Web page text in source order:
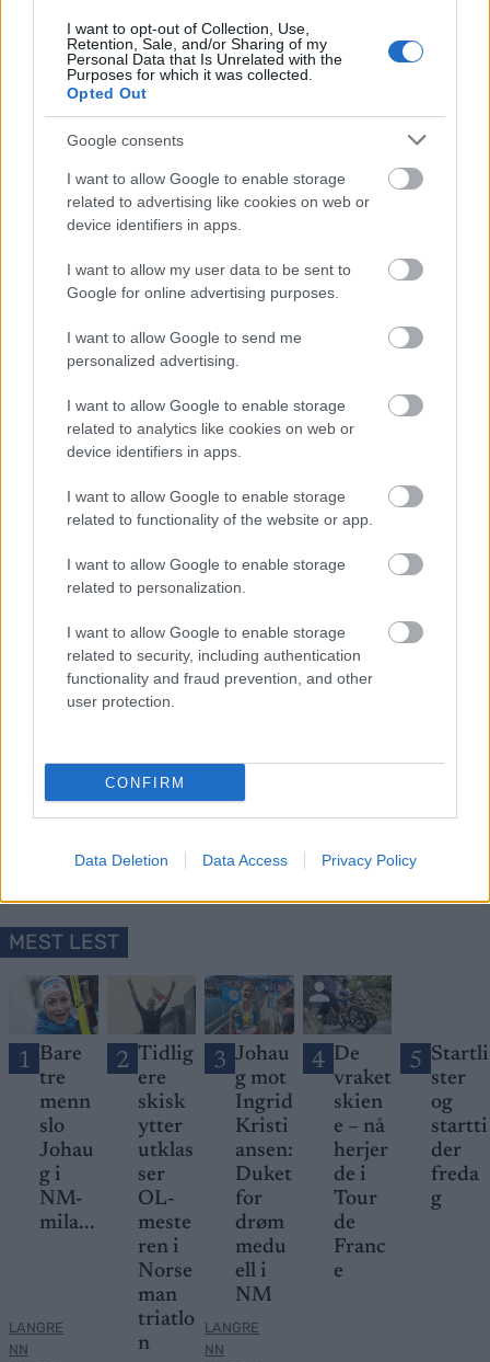
I want to opt-out of Collection, Use,
Retention, Sale, and/or Sharing of my
Personal Data that Is Unrelated with the
Purposes for which it was collected.
Opted Out
Google consents
I want to allow Google to enable storage
related to advertising like cookies on web or
device identifiers in apps.
I want to allow my user data to be sent to
Google for online advertising purposes.
I want to allow Google to send me
personalized advertising.
I want to allow Google to enable storage
related to analytics like cookies on web or
device identifiers in apps.
I want to allow Google to enable storage
related to functionality of the website or app.
I want to allow Google to enable storage
related to personalization.
I want to allow Google to enable storage
related to security, including authentication
functionality and fraud prevention, and other
user protection.
CONFIRM
Data Deletion Data Access Privacy Policy
årskontrakt med laget til Tour de France-vinneren
Jonas Vingegaard, Wout van Aert, Sepp Kuss med
Men det nederlandske profflaget har matchet den
norske unggutten forsiktig. Sesongen 2023 syklet
han på utviklingslaget, fortsatt i juniorklassen,
fortsatt med dobbelt satsing på både sykkel og
. 2024 var hans første på seniornivå,
hans første U23-sesong, og den første på
profflagets eliteteam. Det er ikke før i år at Jørgen
Nordhagen har fått slippe løs på aller øverste nivå.
Han har på ingen måte gjort seg bort der, og han
stortrives. Men for Nordhagen er det legendariske
treukersrittet den store drømmen.
– Tour de France er jo det aller, aller største. Å
sa Jørgen Nordhagen tilTV 2etter debutsesongen
i seniorklassen.
MEST LEST
1 Bare
tre
menn
slo
Johau
g i
NM-
mila...
LANGRE
NN
2 Tidlig
ere
skisk
ytter
utklas
ser
OL-
meste
ren i
Norse
man
triatlo
n
3 Johau
g mot
Ingrid
Kristi
ansen:
Duket
for
drøm
medu
ell i
NM
LANGRE
NN
4 De
vraket
skien
e – nå
herjer
de i
Tour
de
Franc
e
5 Startli
ster
og
startti
der
freda
g